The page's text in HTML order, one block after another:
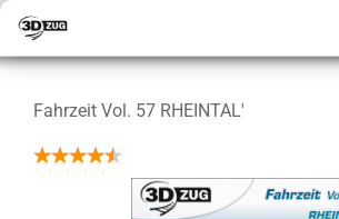
Fahrzeit Vol. 57 RHEINTAL'